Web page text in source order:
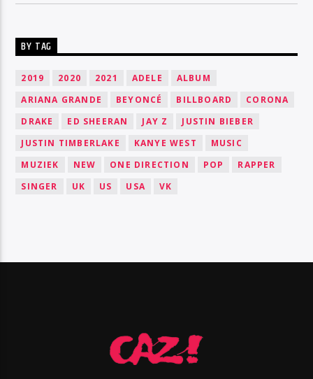
BY TAG
2019 2020 2021 ADELE
ALBUM
ARIANA GRANDE
BEYONCÉ BILLBOARD
CORONA
DRAKE
ED SHEERAN JAY Z
JUSTIN BIEBER
JUSTIN TIMBERLAKE
KANYE WEST
MUSIC
MUZIEK
NEW ONE DIRECTION POP
RAPPER
SINGER
UK US USA VK